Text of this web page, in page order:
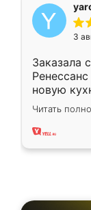
3
Заказала
новую
вполне
два года,
Читать